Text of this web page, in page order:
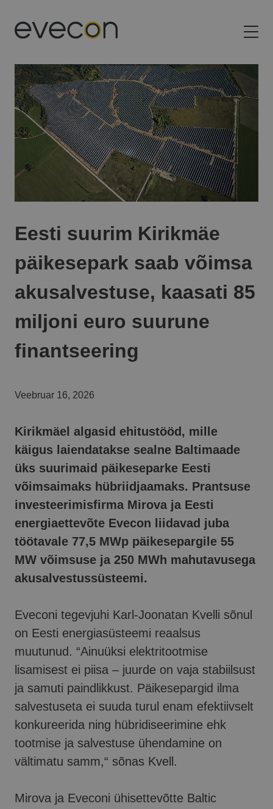
Eesti suurim Kirikmäe
päikesepark saab võimsa
akusalvestuse, kaasati 85
miljoni euro suurune
finantseering
veebruar 16, 2026
Kirikmäel algasid ehitustööd, mille
käigus laiendatakse sealne Baltimaade
üks suurimaid päikeseparke Eesti
võimsaimaks hübriidjaamaks. Prantsuse
investeerimisfirma Mirova ja Eesti
energiaettevõte Evecon liidavad juba
töötavale 77,5 MWp päikesepargile 55
MW võimsuse ja 250 MWh mahutavusega
akusalvestussüsteemi.
Eveconi tegevjuhi Karl-Joonatan Kvelli sõnul
on Eesti energiasüsteemi reaalsus
muutunud. “Ainuüksi elektritootmise
lisamisest ei piisa – juurde on vaja stabiilsust
ja samuti paindlikkust. Päikesepargid ilma
salvestuseta ei suuda turul enam efektiivselt
konkureerida ning hübridiseerimine ehk
tootmise ja salvestuse ühendamine on
vältimatu samm,“ sõnas Kvell.
Mirova ja Eveconi ühisettevõtte Baltic